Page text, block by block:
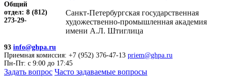
Санкт-Петербургская государственная
художественно-промышленная академия
имени А.Л. Штиглица
Общий
отдел: 8 (812)
273-29-
93 info@ghpa.ru
Приемная комиссия: +7 (952) 376-47-13 priem@ghpa.ru
Пн-Пт: с 9:00 до 17:45
Задать вопрос Часто задаваемые вопросы